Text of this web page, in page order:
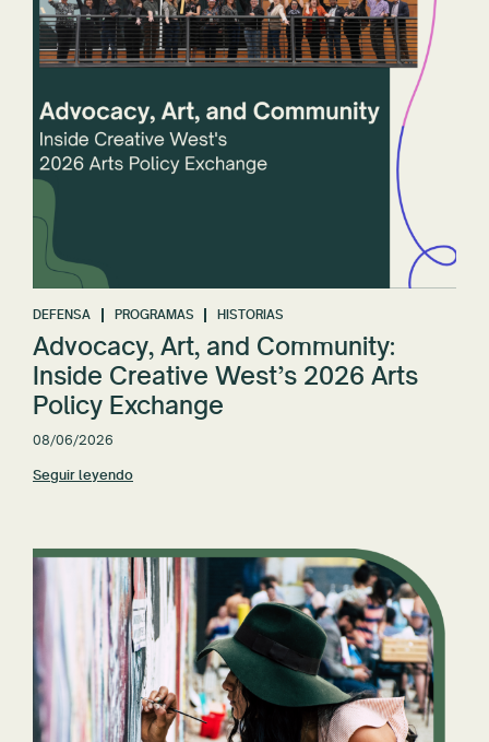
Año
Estados y jurisdicciones
Restablecer todo
DEFENSA PROGRAMAS HISTORIAS
Advocacy, Art, and Community:
Inside Creative West’s 2026 Arts
Policy Exchange
08/06/2026
Seguir leyendo